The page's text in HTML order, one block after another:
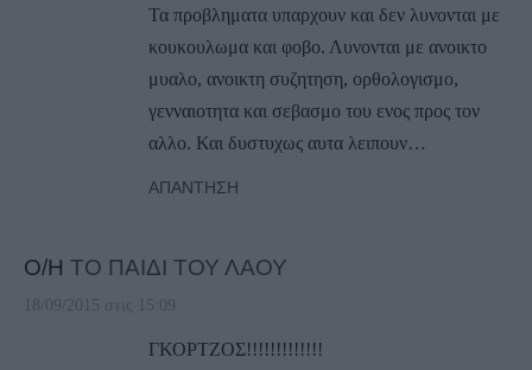
Τα προβληματα υπαρχουν και δεν λυνονται με
κουκουλωμα και φοβο. Λυνονται με ανοικτο
μυαλο, ανοικτη συζητηση, ορθολογισμο,
γενναιοτητα και σεβασμο του ενος προς τον
αλλο. Και δυστυχως αυτα λειπουν…
ΑΠΆΝΤΗΣΗ
Ο/Η ΤΟ ΠΑΙΔΙ ΤΟΥ ΛΑΟΥ
18/09/2015 στις 15:09
ΓΚΟΡΤΖΟΣ!!!!!!!!!!!!!